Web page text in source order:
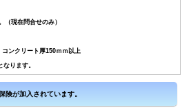
（現在問合せのみ）
ンクリート厚150ｍｍ以上
ります。